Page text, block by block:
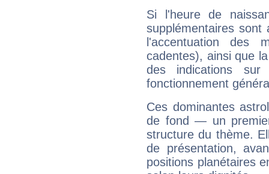
Si l'heure de
supplémentaires sont
l'accentuation des
cadentes), ainsi que
des indications sur
fonctionnement
Ces dominantes
de fond — un
structure du thème.
de présentation,
positions planétaires